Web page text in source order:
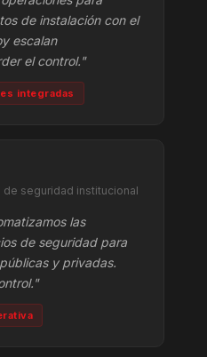
de instalación con el
escalan
el control."
integradas
de seguridad institucional
las
de seguridad para
y privadas.